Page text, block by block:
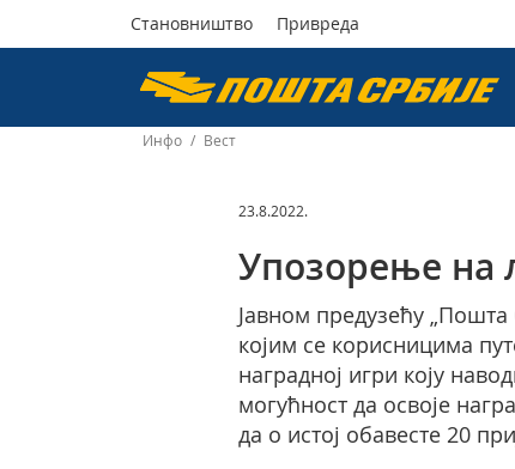
Пошта
Србије
Становништво Привреда
Инфо / Вест
23.8.2022.
Упозорење на
Јавном предузећу
којим се корисницима
наградној игри коју
могућност да освоје
да о истој обавесте 20